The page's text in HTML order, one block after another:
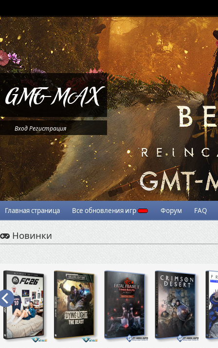
ВходРегистрация
Главная страница Все обновления игр Форум FAQ
Новинки